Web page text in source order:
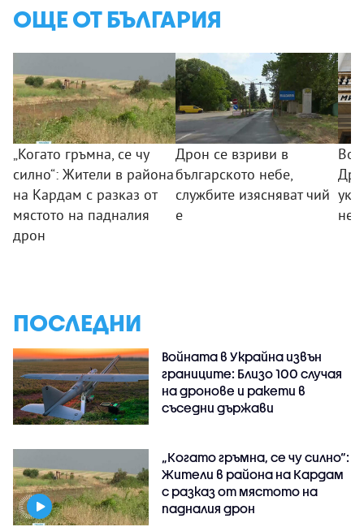
ОЩЕ ОТ БЪЛГАРИЯ
„Когато гръмна, се чу
силно“: Жители в района
на Кардам с разказ от
мястото на падналия
дрон
Дрон се взриви в
българското небе,
службите изясняват чий
е
не
ПОСЛЕДНИ
Войната в Украйна извън
границите: Близо 100 случая
на дронове и ракети в
съседни държави
„Когато гръмна, се чу силно“:
Жители в района на Кардам
с разказ от мястото на
падналия дрон